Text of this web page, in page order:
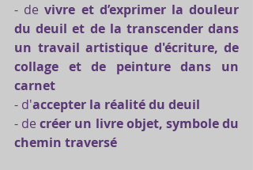
- de vivre et d’exprimer la douleur
du deuil et de la transcender dans
un travail artistique d'écriture, de
collage et de peinture dans un
carnet
- d'accepter la réalité du deuil
- de créer un livre objet, symbole du
chemin traversé